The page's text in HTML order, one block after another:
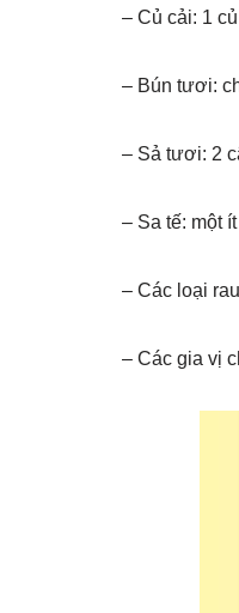
– Củ cải: 1 củ
– Bún tươi:
– Sả tươi: 2
– Sa tế: một ít
– Các loại
– Các gia vị